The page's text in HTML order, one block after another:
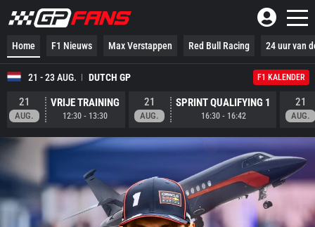
Home F1 Nieuws Max Verstappen Red Bull Racing 24 uur van
F1 KALENDER
21 - 23 AUG. DUTCH GP
21
AUG.
VRIJE TRAINING
12:30 - 13:30
21
AUG.
SPRINT QUALIFYING 1
16:30- 16:42
21
AUG.